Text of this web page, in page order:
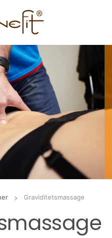
Graviditetsmassage